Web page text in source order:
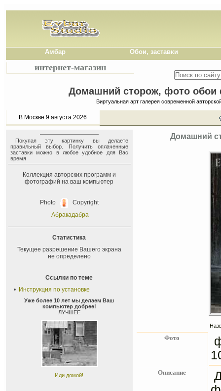
Амбар Обои, заставки
интернет-магазин
Домашний сторож, фото обои
Виртуальная арт галерея современной
В Москве 9 августа 2026
Покупая эту картинку вы делаете
правильный выбор. Получить оплаченные
заставки можно в любое удобное для Вас
время
Коллекция авторских программ и
фотографий на ваш компьютер
Photo
Copyright
Абракадабра
Статистика
Текущее разрешение Вашего экрана
не определено
Ссылки по теме
• Инструкция по установке
Уже более 10 лет мы делаем Ваш
компьютер добрее!
ЛУЧШЕЕ
Иди домой!
Домашний
Фото
Описание